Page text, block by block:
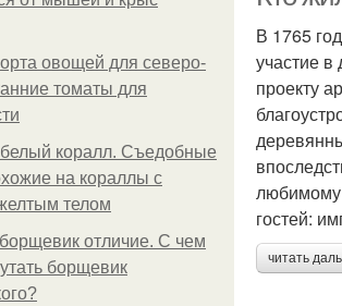
овощей для северо-
томаты для
белый коралл. Съедобные
на кораллы с
телом
отличие. С чем
борщевик
В 1765
участие в
проекту
любимому
гостей:
читать